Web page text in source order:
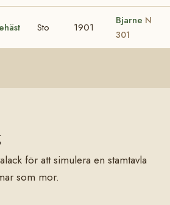
Sto 1901
Bjarne N
301
för att simulera en stamtavla
som mor.